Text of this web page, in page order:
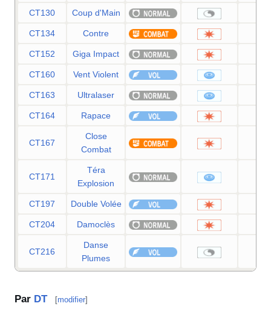
CT130 Coup d'Main
CT134 Contre
CT152 Giga Impact
CT160 Vent Violent
CT163 Ultralaser
CT164 Rapace
CT167
Close
Combat
CT171
Téra
Explosion
CT197 Double Volée
CT204 Damoclès
CT216
Danse
Plumes
Par DT [modifier]